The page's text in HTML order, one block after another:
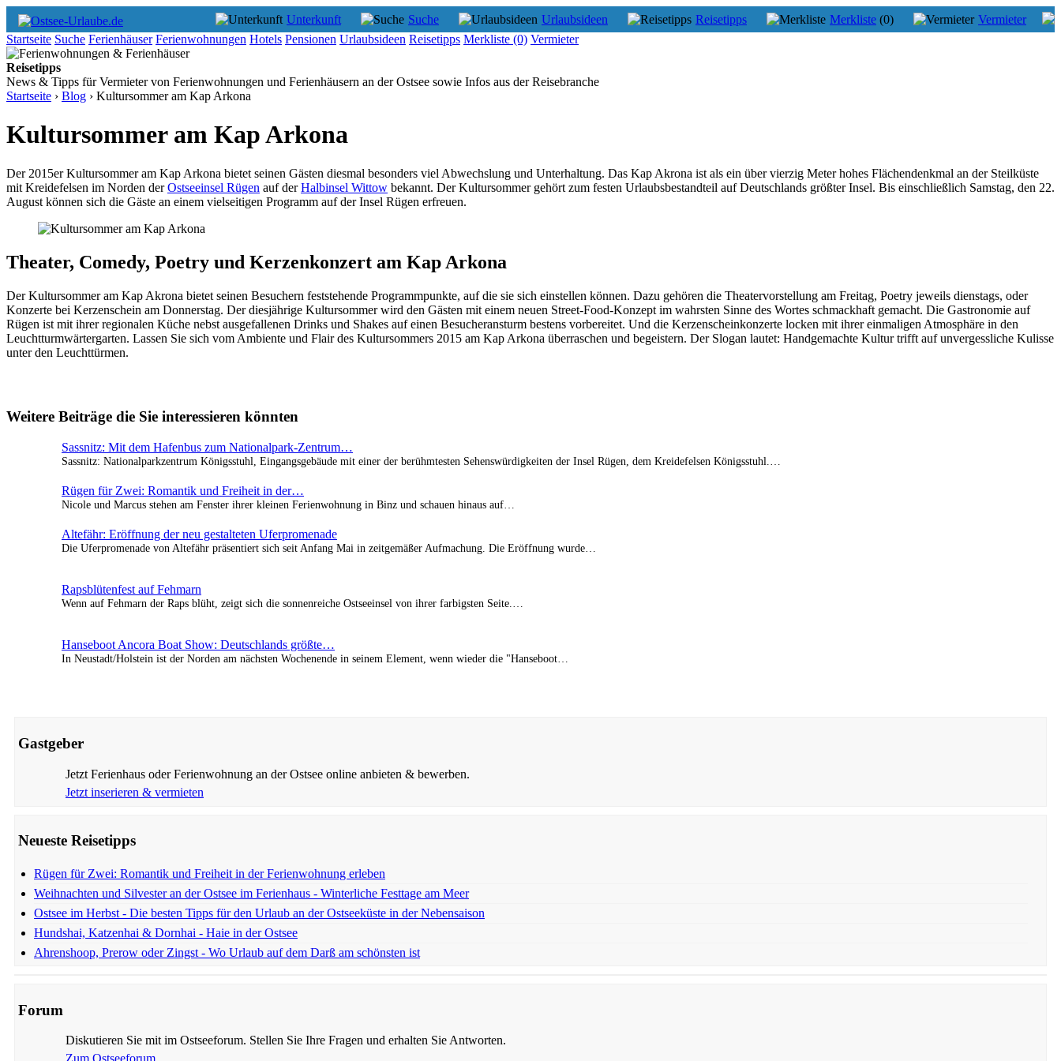
Unterkunft Suche Urlaubsideen Reisetipps Merkliste (0)
Vermieter
Startseite Suche Ferienhäuser Ferienwohnungen Hotels Pensionen Urlaubsideen Reisetipps Merkliste (0) Vermieter
Reisetipps
News & Tipps für Vermieter von Ferienwohnungen und Ferienhäusern an der Ostsee sowie Infos aus der Reisebranche
Startseite › Blog › Kultursommer am Kap Arkona
Kultursommer am Kap Arkona
Der 2015er Kultursommer am Kap Arkona bietet seinen Gästen diesmal besonders viel Abwechslung und Unterhaltung. Das Kap Akrona ist als ein über vierzig Meter hohes Flächendenkmal an der Steilküste
mit Kreidefelsen im Norden derOstseeinsel Rügen auf derHalbinsel Wittow bekannt. Der Kultursommer gehört zum festen Urlaubsbestandteil auf Deutschlands größter Insel. Bis einschließlich Samstag, den 22.
August können sich die Gäste an einem vielseitigen Programm auf der Insel Rügen erfreuen.
Theater, Comedy, Poetry und Kerzenkonzert am Kap Arkona
Der Kultursommer am Kap Akrona bietet seinen Besuchern feststehende Programmpunkte, auf die sie sich einstellen können. Dazu gehören die Theatervorstellung am Freitag, Poetry jeweils dienstags, oder
Konzerte bei Kerzenschein am Donnerstag. Der diesjährige Kultursommer wird den Gästen mit einem neuen Street-Food-Konzept im wahrsten Sinne des Wortes schmackhaft gemacht. Die Gastronomie auf
Rügen ist mit ihrer regionalen Küche nebst ausgefallenen Drinks und Shakes auf einen Besucheransturm bestens vorbereitet. Und die Kerzenscheinkonzerte locken mit ihrer einmaligen Atmosphäre in den
Leuchtturmwärtergarten. Lassen Sie sich vom Ambiente und Flair des Kultursommers 2015 am Kap Arkona überraschen und begeistern. Der Slogan lautet: Handgemachte Kultur trifft auf unvergessliche Kulisse
unter den Leuchttürmen.
Weitere Beiträge die Sie interessieren könnten
Sassnitz: Mit dem Hafenbus zum Nationalpark-Zentrum…
Sassnitz: Nationalparkzentrum Königsstuhl, Eingangsgebäude mit einer der berühmtesten Sehenswürdigkeiten der Insel Rügen, dem Kreidefelsen Königsstuhl.…
Rügen für Zwei: Romantik und Freiheit in der…
Nicole und Marcus stehen am Fenster ihrer kleinen Ferienwohnung in Binz und schauen hinaus auf…
Altefähr: Eröffnung der neu gestalteten Uferpromenade
Die Uferpromenade von Altefähr präsentiert sich seit Anfang Mai in zeitgemäßer Aufmachung. Die Eröffnung wurde…
Rapsblütenfest auf Fehmarn
Wenn auf Fehmarn der Raps blüht, zeigt sich die sonnenreiche Ostseeinsel von ihrer farbigsten Seite.…
Hanseboot Ancora Boat Show: Deutschlands größte…
In Neustadt/Holstein ist der Norden am nächsten Wochenende in seinem Element, wenn wieder die "Hanseboot…
Gastgeber
Jetzt Ferienhaus oder Ferienwohnung an der Ostsee online anbieten & bewerben.
Jetzt inserieren & vermieten
Neueste Reisetipps
Rügen für Zwei: Romantik und Freiheit in der Ferienwohnung erleben
Weihnachten und Silvester an der Ostsee im Ferienhaus - Winterliche Festtage am Meer
Ostsee im Herbst - Die besten Tipps für den Urlaub an der Ostseeküste in der Nebensaison
Hundshai, Katzenhai & Dornhai - Haie in der Ostsee
Ahrenshoop, Prerow oder Zingst - Wo Urlaub auf dem Darß am schönsten ist
Forum
Diskutieren Sie mit im Ostseeforum. Stellen Sie Ihre Fragen und erhalten Sie Antworten.